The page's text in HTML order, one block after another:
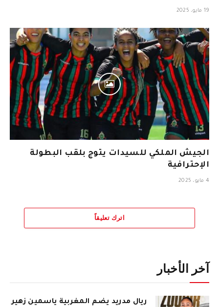
19 مايو، 2025
الجيش الملكي للسيدات يتوج بلقب البطولة
الإحترافية
4 مايو، 2025
اترك تعليقاً
آخر الأخبار
ريال مدريد يضم المغربية ياسمين زهير